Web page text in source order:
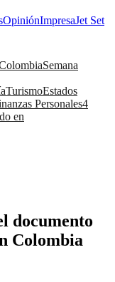
OpiniónImpresaJet Set
Semana
TurismoEstados
Personales4
en
documento
Colombia